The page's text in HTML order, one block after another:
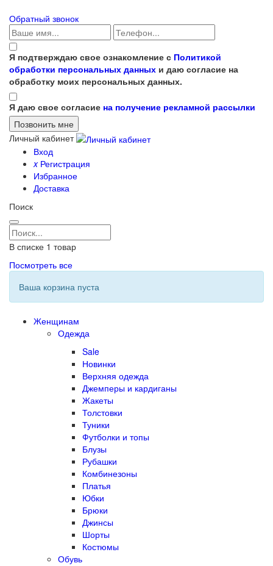
Обратный звонок
Я подтверждаю свое ознакомление с Политикой
обработки персональных данных и даю согласие на
обработку моих персональных данных.
Я даю свое согласие на получение рекламной рассылки
Личный кабинет
Вход
xРегистрация
Избранное
Доставка
Поиск
В списке 1 товар
Посмотреть все
Ваша корзина пуста
Женщинам
Одежда
Sale
Новинки
Верхняя одежда
Джемперы и кардиганы
Жакеты
Толстовки
Туники
Футболки и топы
Блузы
Рубашки
Комбинезоны
Платья
Юбки
Брюки
Джинсы
Шорты
Костюмы
Обувь